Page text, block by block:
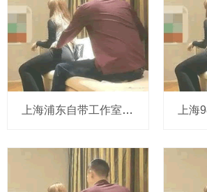
上海浦东自带工作室VS酒店会所：隐私谁更好？